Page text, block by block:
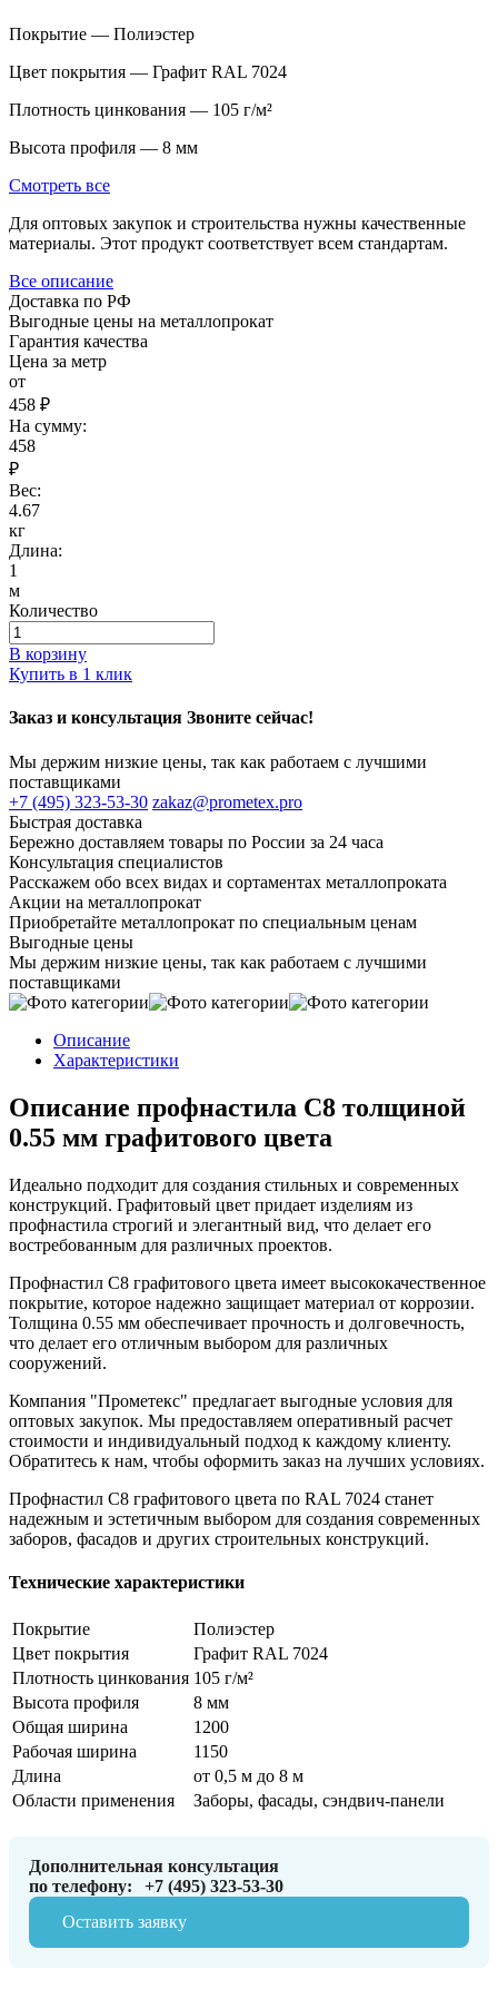
Покрытие — Полиэстер
Цвет покрытия — Графит RAL 7024
Плотность цинкования — 105 г/м²
Высота профиля — 8 мм
Смотреть все
Для оптовых закупок и строительства нужны качественные
материалы. Этот продукт соответствует всем стандартам.
Все описание
Доставка по РФ
Выгодные цены на металлопрокат
Гарантия качества
Цена за метр
от
458 ₽
На сумму:
458
₽
Вес:
4.67
кг
Длина:
1
м
Количество
В корзину
Купить в 1 клик
Заказ и консультация Звоните сейчас!
Мы держим низкие цены, так как работаем с лучшими
поставщиками
+7 (495) 323-53-30 zakaz@prometex.pro
Быстрая доставка
Бережно доставляем товары по России за 24 часа
Консультация специалистов
Расскажем обо всех видах и сортаментах металлопроката
Акции на металлопрокат
Приобретайте металлопрокат по специальным ценам
Выгодные цены
Мы держим низкие цены, так как работаем с лучшими
поставщиками
Описание
Характеристики
Описание профнастила С8 толщиной
0.55 мм графитового цвета
Идеально подходит для создания стильных и современных
конструкций. Графитовый цвет придает изделиям из
профнастила строгий и элегантный вид, что делает его
востребованным для различных проектов.
Профнастил С8 графитового цвета имеет высококачественное
покрытие, которое надежно защищает материал от коррозии.
Толщина 0.55 мм обеспечивает прочность и долговечность,
что делает его отличным выбором для различных
сооружений.
Компания "Прометекс" предлагает выгодные условия для
оптовых закупок. Мы предоставляем оперативный расчет
стоимости и индивидуальный подход к каждому клиенту.
Обратитесь к нам, чтобы оформить заказ на лучших условиях.
Профнастил С8 графитового цвета по RAL 7024 станет
надежным и эстетичным выбором для создания современных
заборов, фасадов и других строительных конструкций.
Технические характеристики
Покрытие
Полиэстер
Цвет покрытия
Графит RAL 7024
Плотность цинкования 105 г/м²
Высота профиля
8 мм
Общая ширина
1200
Рабочая ширина
1150
Длина
от 0,5 м до 8 м
Области применения
Заборы, фасады, сэндвич-панели
Дополнительная консультация
по телефону:
+7 (495) 323-53-30
Оставить заявку